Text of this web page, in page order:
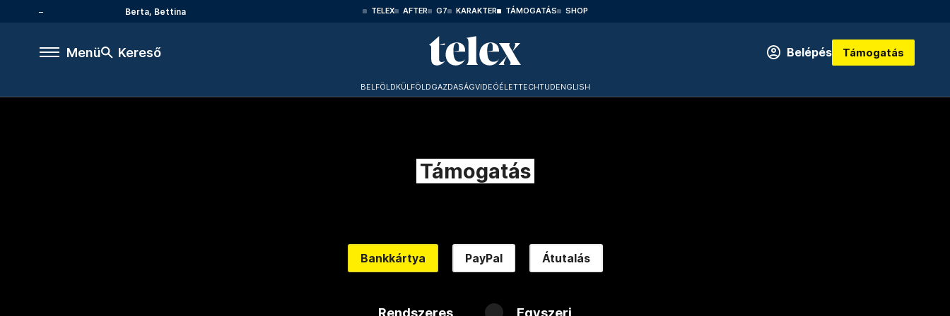
Berta, Bettina TELEX AFTER G7 KARAKTER TÁMOGATÁS SHOP
Menü Kereső Belépés Támogatás
BELFÖLDKÜLFÖLDGAZDASÁGVIDEÓÉLETTECHTUDENGLISH
Támogatás
Bankkártya PayPal Átutalás
Rendszeres Egyszeri